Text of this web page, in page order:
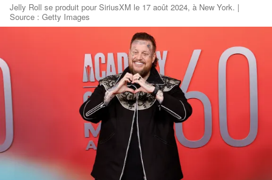
Jelly Roll se produit pour SiriusXM le 17 août 2024, à New York. |
Source : Getty Images